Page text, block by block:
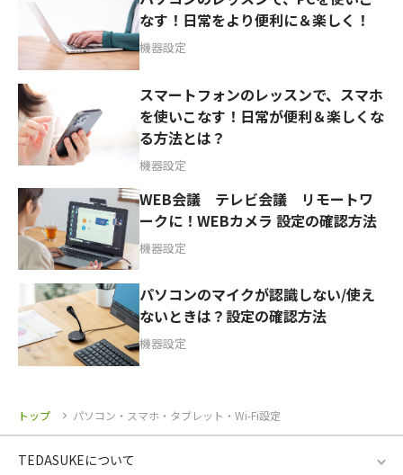
なす！日常をより便利に＆楽しく！
機器設定
スマートフォンのレッスンで、スマホ
を使いこなす！日常が便利＆楽しくな
る方法とは？
機器設定
WEB会議 テレビ会議 リモートワ
ークに！WEBカメラ 設定の確認方法
機器設定
パソコンのマイクが認識しない/使え
ないときは？設定の確認方法
機器設定
トップ パソコン・スマホ・タブレット・Wi-Fi設定
TEDASUKEについて